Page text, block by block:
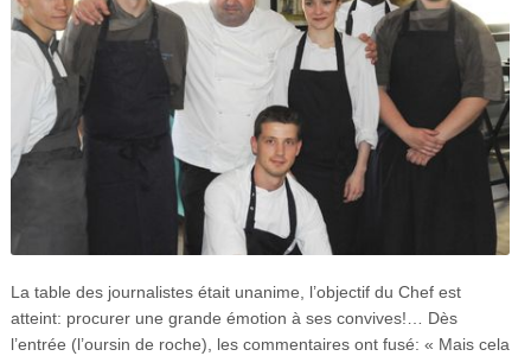
La table des journalistes était unanime, l’objectif du Chef est
atteint: procurer une grande émotion à ses convives!… Dès
l’entrée (l’oursin de roche), les commentaires ont fusé: « Mais cela